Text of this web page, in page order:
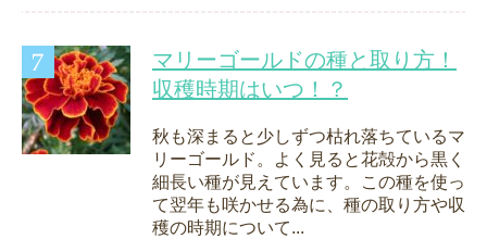
マリーゴールドの種と取り方！
収穫時期はいつ！？
秋も深まると少しずつ枯れ落ちているマ
リーゴールド。よく見ると花殻から黒く
細長い種が見えています。この種を使っ
て翌年も咲かせる為に、種の取り方や収
穫の時期について...